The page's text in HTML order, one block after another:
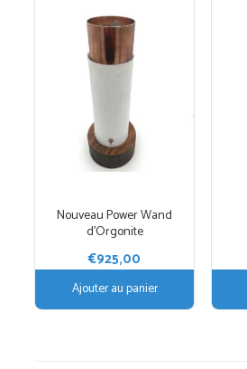
Nouveau Power Wand
d’Orgonite
€925,00
Ajouter au panier